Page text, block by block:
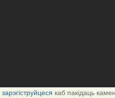
зарэгіструйцеся каб пакідаць